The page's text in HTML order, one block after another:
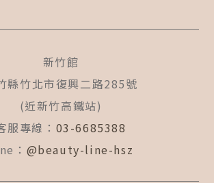
新竹館
縣竹北市復興二路285號
(近新竹高鐵站)
服專線： 03-6685388
： @beauty-line-hsz